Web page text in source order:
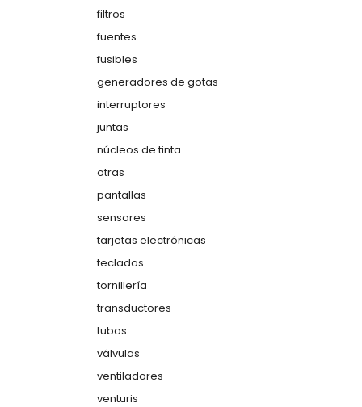
filtros
fuentes
fusibles
generadores de gotas
interruptores
juntas
núcleos de tinta
otras
pantallas
sensores
tarjetas electrónicas
teclados
tornillería
transductores
tubos
válvulas
ventiladores
venturis